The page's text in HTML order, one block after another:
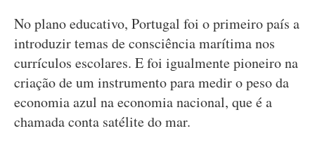
No plano educativo, Portugal foi o primeiro país a
introduzir temas de consciência marítima nos
currículos escolares. E foi igualmente pioneiro na
criação de um instrumento para medir o peso da
economia azul na economia nacional, que é a
chamada conta satélite do mar.